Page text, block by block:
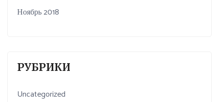
Ноябрь 2018
РУБРИКИ
Uncategorized